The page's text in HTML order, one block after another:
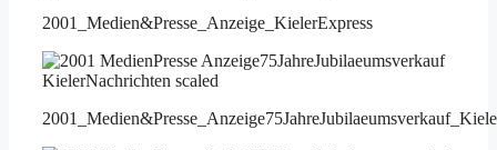
2001_Medien&Presse_Anzeige_KielerExpress